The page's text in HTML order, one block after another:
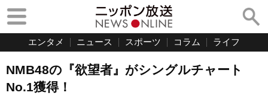
エンタメ ニュース スポーツ コラム ライフ
NMB48の『欲望者』がシングルチャート
No.1獲得！